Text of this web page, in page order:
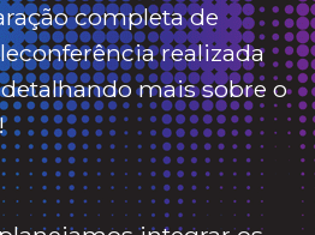
completa de
realizada
mais sobre o